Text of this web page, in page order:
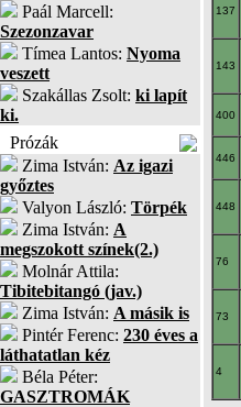
Paál Marcell:
Szezonzavar
Tímea Lantos: Nyoma
veszett
Szakállas Zsolt: ki lapít
ki.
Prózák
Zima István: Az igazi
győztes
Valyon László: Törpék
Zima István: A
megszokott színek(2.)
Molnár Attila:
Tibitebitangó (jav.)
Zima István: A másik is
Pintér Ferenc: 230 éves a
láthatatlan kéz
Béla Péter:
GASZTROMÁK
137
143
400
446
448
76
73
4